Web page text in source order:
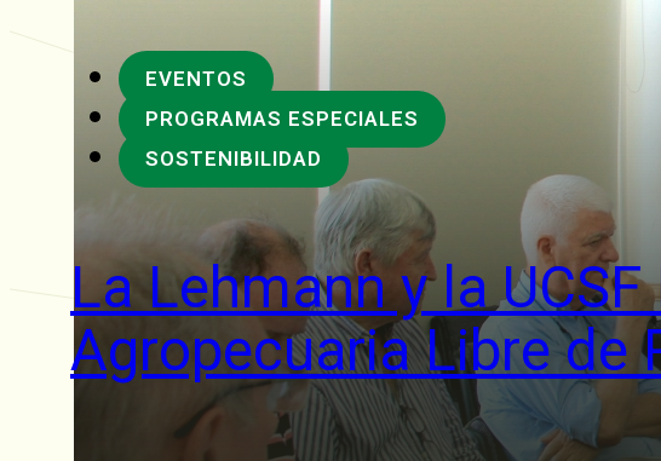
EVENTOS
PROGRAMAS ESPECIALES
SOSTENIBILIDAD
La Lehmann y la
Agropecuaria Libre de